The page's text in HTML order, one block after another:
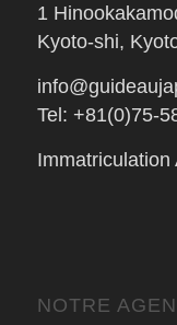
1
Kyoto-shi,
Tel: +81(0)75-
Immatriculation
NOTRE